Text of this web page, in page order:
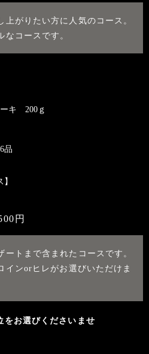
上がりたい方に人気のコース。
なコースです。
キ 200ｇ
品
円
ートまで含まれたコースです。
インorヒレがお選びいただけま
お選びくださいませ